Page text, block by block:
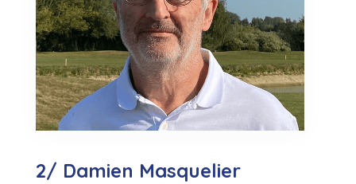
2/ Damien Masquelier